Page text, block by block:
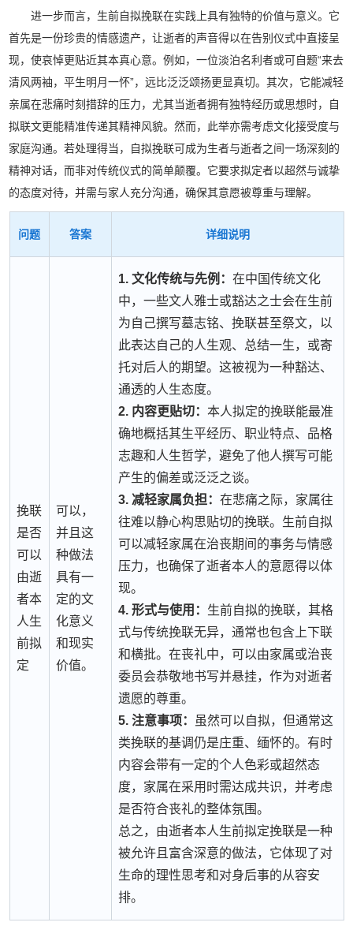
进一步而言，生前自拟挽联在实践上具有独特的价值与意义。它
首先是一份珍贵的情感遗产，让逝者的声音得以在告别仪式中直接呈
现，使哀悼更贴近其本真心意。例如，一位淡泊名利者或可自题“来去
清风两袖，平生明月一怀”，远比泛泛颂扬更显真切。其次，它能减轻
亲属在悲痛时刻措辞的压力，尤其当逝者拥有独特经历或思想时，自
拟联文更能精准传递其精神风貌。然而，此举亦需考虑文化接受度与
家庭沟通。若处理得当，自拟挽联可成为生者与逝者之间一场深刻的
精神对话，而非对传统仪式的简单颠覆。它要求拟定者以超然与诚挚
的态度对待，并需与家人充分沟通，确保其意愿被尊重与理解。
问题 答案 详细说明
挽联
是否
可以
由逝
者本
人生
前拟
定
可以，
并且这
种做法
具有一
定的文
化意义
和现实
价值。
1. 文化传统与先例： 在中国传统文化
中，一些文人雅士或豁达之士会在生前
为自己撰写墓志铭、挽联甚至祭文，以
此表达自己的人生观、总结一生，或寄
托对后人的期望。这被视为一种豁达、
通透的人生态度。
2. 内容更贴切： 本人拟定的挽联能最准
确地概括其生平经历、职业特点、品格
志趣和人生哲学，避免了他人撰写可能
产生的偏差或泛泛之谈。
3. 减轻家属负担： 在悲痛之际，家属往
往难以静心构思贴切的挽联。生前自拟
可以减轻家属在治丧期间的事务与情感
压力，也确保了逝者本人的意愿得以体
现。
4. 形式与使用： 生前自拟的挽联，其格
式与传统挽联无异，通常也包含上下联
和横批。在丧礼中，可以由家属或治丧
委员会恭敬地书写并悬挂，作为对逝者
遗愿的尊重。
5. 注意事项：
虽然可以自拟，但通常这
类挽联的基调仍是庄重、缅怀的。有时
内容会带有一定的个人色彩或超然态
度，家属在采用时需达成共识，并考虑
是否符合丧礼的整体氛围。
总之，由逝者本人生前拟定挽联是一种
被允许且富含深意的做法，它体现了对
生命的理性思考和对身后事的从容安
排。